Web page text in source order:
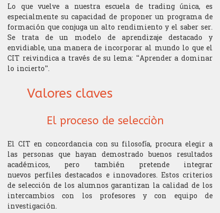
Lo que vuelve a nuestra escuela de trading única, es
especialmente su capacidad de proponer un programa de
formación que conjuga un alto rendimiento y el saber ser.
Se trata de un modelo de aprendizaje destacado y
envidiable, una manera de incorporar al mundo lo que el
CIT reivindica a través de su lema: “Aprender a dominar
lo incierto”.
Valores claves
El proceso de selecciòn
El CIT en concordancia con su filosofía, procura elegir a
las personas que hayan demostrado buenos resultados
académicos, pero también pretende integrar
nuevos perfiles destacados e innovadores. Estos criterios
de selección de los alumnos garantizan la calidad de los
intercambios con los profesores y con equipo de
investigación.